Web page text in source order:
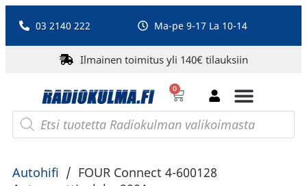
03 2140 222 Ma-pe 9-17 La 10-14
Ilmainen toimitus yli 140€ tilauksiin
0
Autohifi / FOUR Connect 4-600128